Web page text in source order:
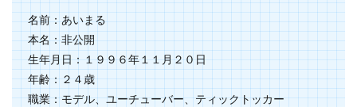
名前：あいまる
本名：非公開
生年月日：１９９６年１１月２０日
年齢：２４歳
職業：モデル、ユーチューバー、ティックトッカー